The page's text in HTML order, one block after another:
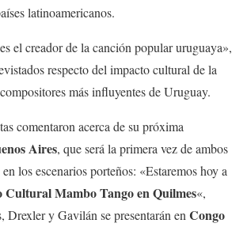
latinoamericanos.
es el creador de la canción popular uruguaya»,
respecto del impacto cultural de la
más influyentes de Uruguay.
comentaron acerca de su próxima
Aires, que será la primera vez de ambos
los escenarios porteños: «Estaremos hoy a
Cultural Mambo Tango en Quilmes«,
Drexler y Gavilán se presentarán enCongo